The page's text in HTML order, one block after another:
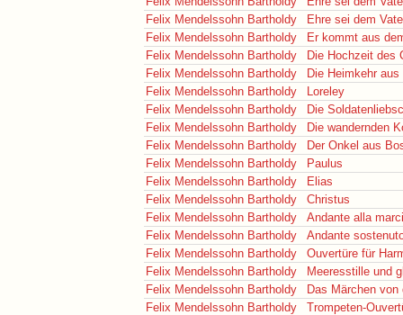
Felix Mendelssohn Bartholdy
Ehre sei dem
Felix Mendelssohn Bartholdy
Er kommt aus
Felix Mendelssohn Bartholdy
Die Hochzeit des
Felix Mendelssohn Bartholdy
Die Heimkehr
Felix Mendelssohn Bartholdy
Loreley
Felix Mendelssohn Bartholdy
Die
Felix Mendelssohn Bartholdy
Die wandernden
Felix Mendelssohn Bartholdy
Der Onkel aus
Felix Mendelssohn Bartholdy
Paulus
Felix Mendelssohn Bartholdy
Elias
Felix Mendelssohn Bartholdy
Christus
Felix Mendelssohn Bartholdy
Andante alla
Felix Mendelssohn Bartholdy
Andante
Felix Mendelssohn Bartholdy
Ouvertüre für
Felix Mendelssohn Bartholdy
Meeresstille und
Felix Mendelssohn Bartholdy
Das Märchen
Felix Mendelssohn Bartholdy
Trompeten-